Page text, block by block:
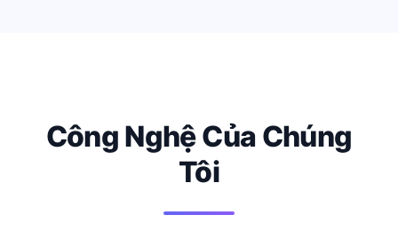
Công Nghệ Của Chúng
Tôi